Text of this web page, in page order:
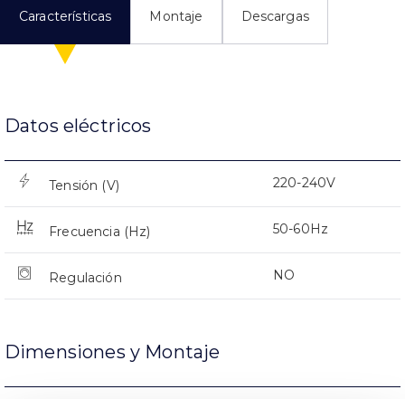
Características Montaje Descargas
Datos eléctricos
Tensión (V) 220-240V
Frecuencia (Hz) 50-60Hz
Regulación NO
Dimensiones y Montaje